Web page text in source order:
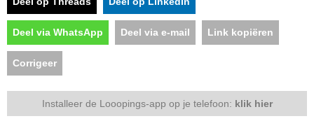
Deel via WhatsApp Deel via e-mail Link kopiëren
Corrigeer
Installeer de Looopings-app op je telefoon: klik hier